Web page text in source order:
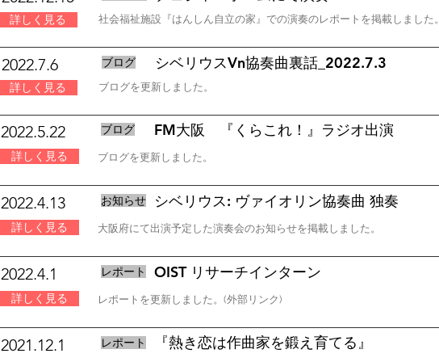
2022.5.22
詳しく見る
FM大阪 『くらこれ！』ラジオ出演
ブログ
ブログを更新しました。
2022.4.13
詳しく見る
シベリウス: ヴァイオリン協奏曲 独奏
お知らせ
大阪府にて出演予定した演奏会のお知らせを掲載しました。
2022.4.1
詳しく見る
OIST リサーチインターン
レポート
​レポートを更新しました。(外部リンク)
2021.12.1 『熱き恋は作曲家を鍛え育てる』
​レポート
詳しく見る 社会福祉施設『はんしん自立の家』での演奏のレポートを掲載しました
2022.7.6
詳しく見る
シベリウスVn協奏曲裏話_2022.7.3
ブログ
ブログを更新しました。